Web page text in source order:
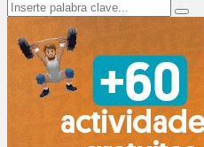
Search
for: